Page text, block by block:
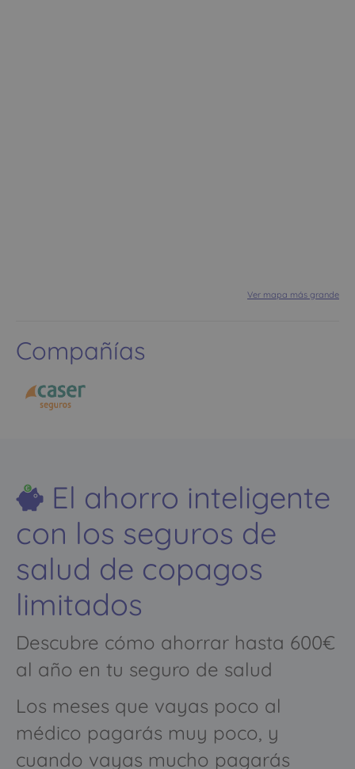
Ver mapa más grande
Compañías
El ahorro inteligente
con los seguros de
salud de copagos
limitados
Descubre cómo ahorrar hasta 600€
al año en tu seguro de salud
Los meses que vayas poco al
médico pagarás muy poco, y
cuando vayas mucho pagarás